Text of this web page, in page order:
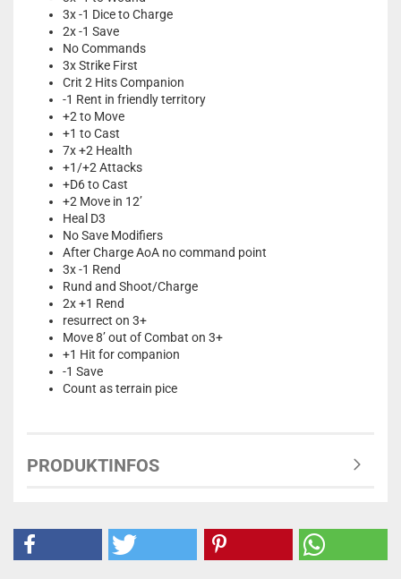
3x -1 Dice to Charge
2x -1 Save
No Commands
3x Strike First
Crit 2 Hits Companion
-1 Rent in friendly territory
+2 to Move
+1 to Cast
7x +2 Health
+1/+2 Attacks
+D6 to Cast
+2 Move in 12’
Heal D3
No Save Modifiers
After Charge AoA no command point
3x -1 Rend
Rund and Shoot/Charge
2x +1 Rend
resurrect on 3+
Move 8’ out of Combat on 3+
+1 Hit for companion
-1 Save
Count as terrain pice
PRODUKTINFOS